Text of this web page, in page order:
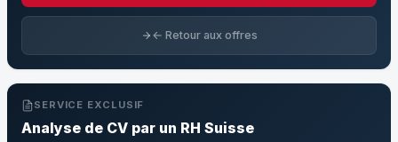
← Retour aux offres
SERVICE EXCLUSIF
Analyse de CV par un RH Suisse